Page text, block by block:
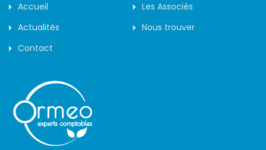
Accueil
Les Associés
Actualités
Nous trouver
Contact